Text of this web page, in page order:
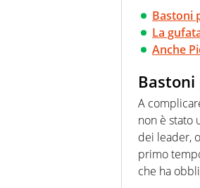
Bastoni
La
Anche
A
non è stato
dei leader,
primo
che ha